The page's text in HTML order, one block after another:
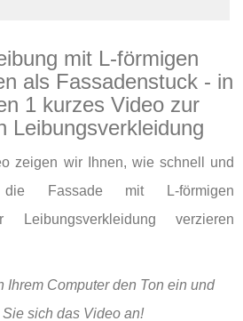
mit L-förmigen
als Fassadenstuck - in
1 kurzes Video zur
Leibungsverkleidung
zeigen wir Ihnen, wie schnell und
Fassade mit L-förmigen
Leibungsverkleidung verzieren
Ihrem Computer den Ton ein und
sich das Video an!
Produkte